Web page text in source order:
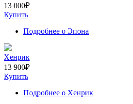
13 000₽
Купить
Подробнее о Эпона
Хенрик
13 900₽
Купить
Подробнее о Хенрик